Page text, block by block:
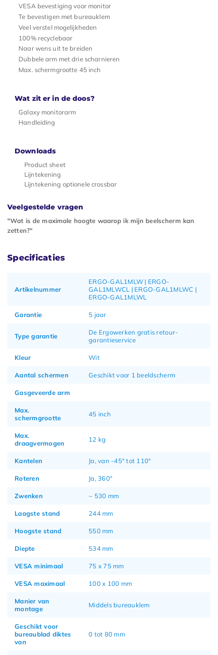
VESA bevestiging voor monitor
Te bevestigen met bureauklem
Veel verstel mogelijkheden
100% recyclebaar
Naar wens uit te breiden
Dubbele arm met drie scharnieren
Max. schermgrootte 45 inch
Wat zit er in de doos?
Galaxy monitorarm
Handleiding
Downloads
Product sheet
Lijntekening
Lijntekening optionele crossbar
Veelgestelde vragen
"Wat is de maximale hoogte waarop ik mijn beelscherm kan
zetten?"
Specificaties
Artikelnummer
ERGO-GAL1MLW | ERGO-
GAL1MLWCL | ERGO-GAL1MLWC |
ERGO-GAL1MLWL
Garantie 5 jaar
Type garantie
De Ergowerken gratis retour-
garantieservice
Kleur Wit
Aantal schermen Geschikt voor 1 beeldscherm
Gasgeveerde arm
Max.
schermgrootte
45 inch
Max.
draagvermogen
12 kg
Kantelen Ja, van -45° tot 110°
Roteren Ja, 360°
Zwenken ~ 530 mm
Laagste stand 244 mm
Hoogste stand 550 mm
Diepte 534 mm
VESA minimaal 75 x 75 mm
VESA maximaal 100 x 100 mm
Manier van
montage
Middels bureauklem
Geschikt voor
bureaublad diktes
van
0 tot 80 mm